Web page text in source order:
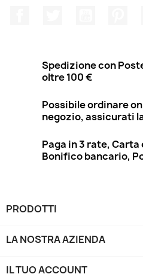
Spedizione con
oltre 100 €
Possibile ordinare
negozio, assicurati
Paga in 3 rate,
Bonifico bancario,
PRODOTTI
LA NOSTRA AZIENDA
IL TUO ACCOUNT